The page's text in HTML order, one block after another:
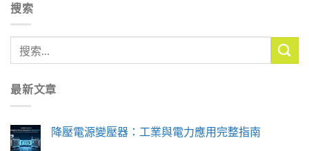
搜索
最新文章
降壓電源變壓器：工業與電力應用完整指南